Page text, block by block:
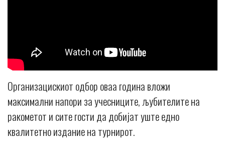
Организацискиот одбор оваа година вложи
максимални напори за учесниците, љубителите на
ракометот и сите гости да добијат уште едно
квалитетно издание на турнирот.